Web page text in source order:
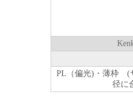
PL（偏光)・薄枠 (
径に